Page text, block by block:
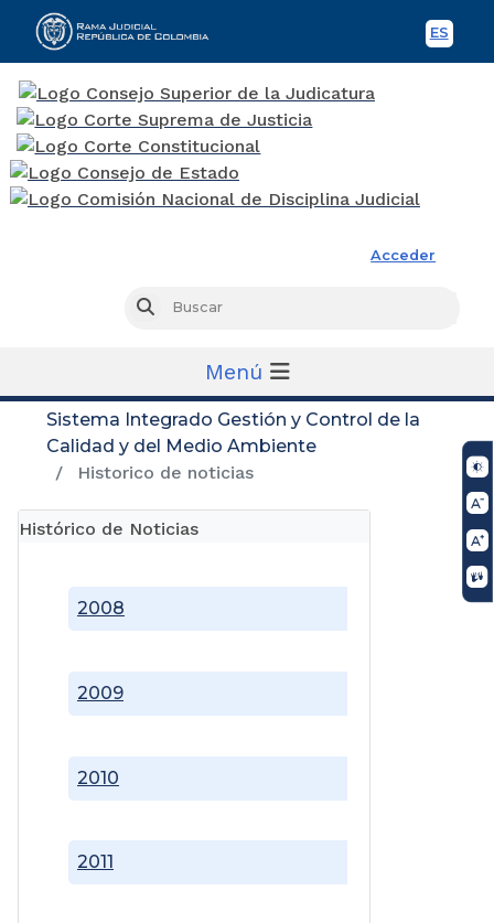
ES
Acceder
Buscar
Menú
Sistema Integrado Gestión y Control de la
Calidad y del Medio Ambiente
Historico de noticias
Histórico de Noticias
2008
2009
2010
2011